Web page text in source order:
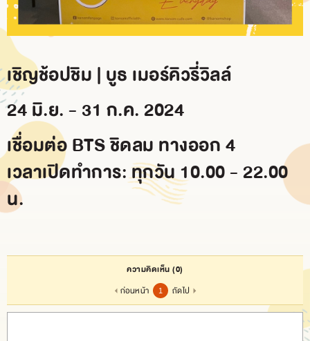
เชิญช้อปชิม | บูธ เมอร์คิวรี่วิลล์
24 มิ.ย. - 31 ก.ค. 2024
เชื่อมต่อ BTS ชิดลม ทางออก 4
เวลาเปิดทำการ: ทุกวัน 10.00 - 22.00
น.
ความคิดเห็น(0)
ก่อนหน้า 1 ถัดไป